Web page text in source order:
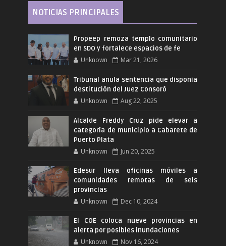
NOTICIAS PRINCIPALES
Propeep remoza templo comunitario
en SDO y fortalece espacios de fe
Unknown Mar 21, 2026
Tribunal anula sentencia que disponia
destitución del Juez Consoró
Unknown Aug 22, 2025
Alcalde Freddy Cruz pide elevar a
categoría de municipio a Cabarete de
Puerto Plata
Unknown Jun 20, 2025
Edesur lleva oficinas móviles a
comunidades remotas de seis
provincias
Unknown Dec 10, 2024
El COE coloca nueve provincias en
alerta por posibles inundaciones
Unknown Nov 16, 2024